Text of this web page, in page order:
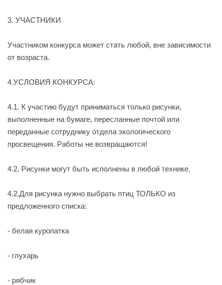
3. УЧАСТНИКИ
Участником конкурса может стать любой, вне зависимости
от возраста.
4.УСЛОВИЯ КОНКУРСА:
4.1. К участию будут приниматься только рисунки,
выполненные на бумаге, пересланные почтой или
переданные сотруднику отдела экологического
просвещения. Работы не возвращаются!
4.2. Рисунки могут быть исполнены в любой технике.
4.2.Для рисунка нужно выбрать птиц ТОЛЬКО из
предложенного списка:
- белая куропатка
- глухарь
- рябчик